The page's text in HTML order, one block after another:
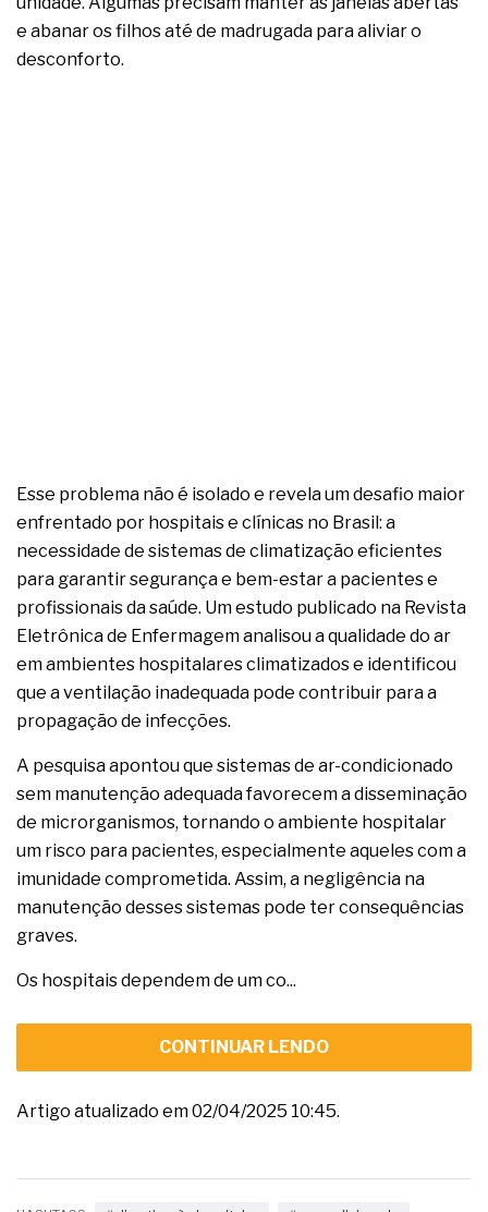
e abanar os filhos até de madrugada para aliviar o
desconforto.
Esse problema não é isolado e revela um desafio maior
enfrentado por hospitais e clínicas no Brasil: a
necessidade de sistemas de climatização eficientes
para garantir segurança e bem-estar a pacientes e
profissionais da saúde. Um estudo publicado na Revista
Eletrônica de Enfermagem analisou a qualidade do ar
em ambientes hospitalares climatizados e identificou
que a ventilação inadequada pode contribuir para a
propagação de infecções.
A pesquisa apontou que sistemas de ar-condicionado
sem manutenção adequada favorecem a disseminação
de microrganismos, tornando o ambiente hospitalar
um risco para pacientes, especialmente aqueles com a
imunidade comprometida. Assim, a negligência na
manutenção desses sistemas pode ter consequências
graves.
Os hospitais dependem de um co...
CONTINUAR LENDO
Artigo atualizado em 02/04/2025 10:45.